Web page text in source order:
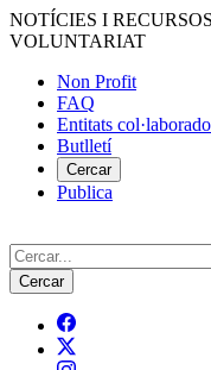
Vés
al
NOTÍCIES I
VOLUNTARIAT
Menú
del
compte
d'usuari
Non Profit
FAQ
Entitats
Butlletí
Cercar
Publica
Cerca